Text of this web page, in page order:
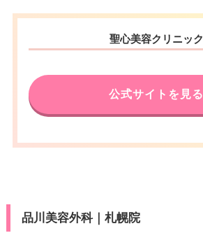
聖心美容クリニック
公式サイトを見る
品川美容外科｜札幌院